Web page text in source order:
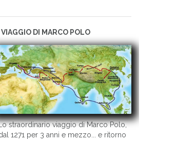
VIAGGIO DI MARCO POLO
straordinario viaggio di Marco Polo,
1271 per 3 anni e mezzo... e ritorno